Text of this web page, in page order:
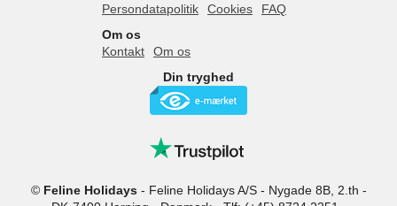
Persondatapolitik
Cookies
FAQ
Om os
Kontakt
Om os
Din tryghed
© Feline Holidays- Feline Holidays A/S- Nygade 8B, 2.th -